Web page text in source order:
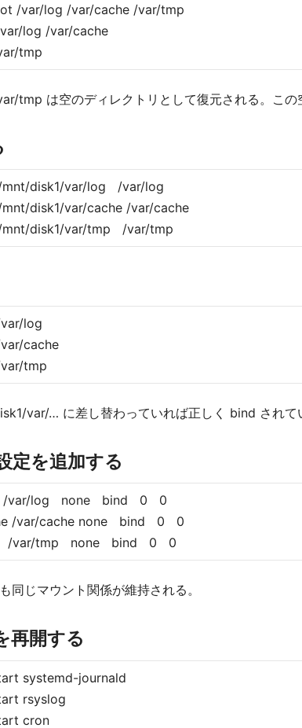
/var/log /var/cache /var/tmp
log /var/cache
tmp
tmp は空のディレクトリとして復元される。この
disk1/var/log /var/log
disk1/var/cache /var/cache
disk1/var/tmp /var/tmp
log
cache
tmp
var/… に差し替わっていれば正しく bind されて
定を追加する
/var/log none bind 0 0
/var/cache none bind 0 0
/var/tmp none bind 0 0
じマウント関係が維持される。
再開する
systemd-journald
rsyslog
cron